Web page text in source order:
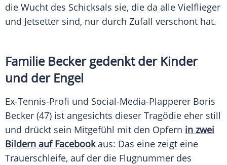
die Wucht des Schicksals sie, die da alle Vielflieger
und Jetsetter sind, nur durch Zufall verschont hat.
Familie Beckergedenkt der Kinder
und der Engel
Ex-Tennis-Profi und Social-Media-Plapperer Boris
Becker (47) ist angesichts dieser Tragödie eher still
und drückt sein Mitgefühl mit den Opfern in zwei
Bildern auf Facebookaus: Das eine zeigt eine
Trauerschleife, auf der die Flugnummer des